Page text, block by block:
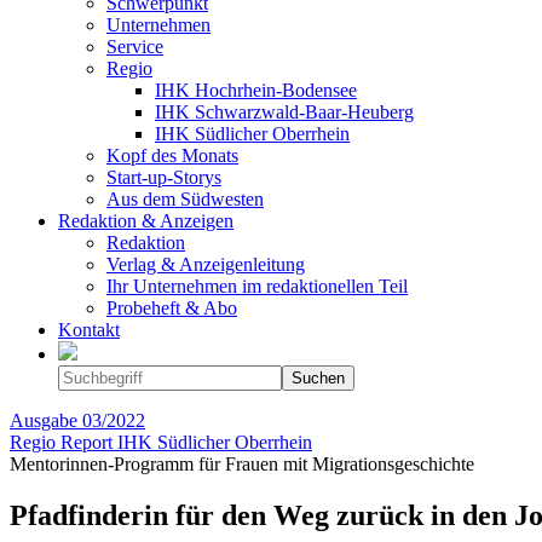
Unternehmen
Service
Regio
IHK Hochrhein-Bodensee
IHK Schwarzwald-Baar-Heuberg
IHK Südlicher Oberrhein
Kopf des Monats
Start-up-Storys
Aus dem Südwesten
Redaktion & Anzeigen
Redaktion
Verlag & Anzeigenleitung
Ihr Unternehmen im redaktionellen Teil
Probeheft & Abo
Kontakt
Ausgabe 03/2022
Regio Report IHK Südlicher Oberrhein
Mentorinnen-Programm für Frauen mit Migrationsgeschichte
Pfadfinderin für den Weg zurück in den